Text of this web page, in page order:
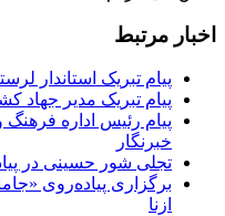
اخبار مرتبط
پیام تبریک استاندار
پیام تبریک مدیر جهاد
پیام رئیس اداره فرهنگ
خبرنگار
تجلی شور حسینی در
برگزاری پیاده‌روی
ازنا